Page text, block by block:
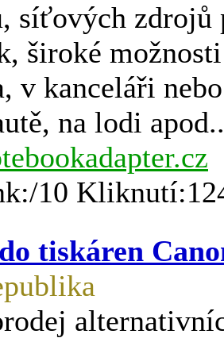
síťových zdrojů
široké
v kanceláři
na lodi
10
tiskáren